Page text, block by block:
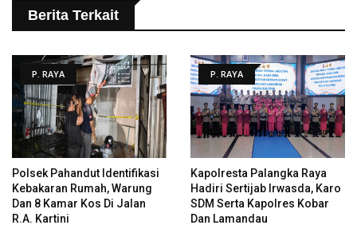
Berita Terkait
P. RAYA
Polsek Pahandut Identifikasi
Kebakaran Rumah, Warung
Dan 8 Kamar Kos Di Jalan
R.A. Kartini
P. RAYA
Kapolresta Palangka Raya
Hadiri Sertijab Irwasda, Karo
SDM Serta Kapolres Kobar
Dan Lamandau